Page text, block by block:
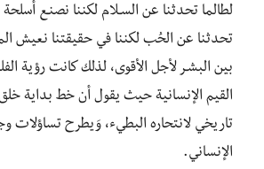
لطالما تحدثنا عن السـلام لكننا نصنـع أسلحة
تحدثنا عن الحُب لكننا في حقيقتنا نعيش
بين البشـر لأجل الأقوى، لذلك كانت رؤية
القيم الإنسانية حيث يقول أن خط بداية
تاريخي لانتحاره البطيء، وَيطرح تساؤلات
الإنساني.